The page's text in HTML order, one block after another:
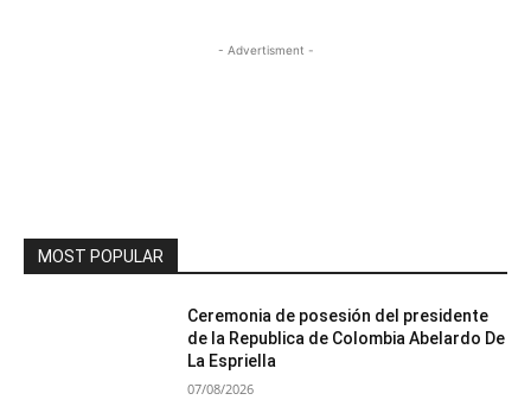
- Advertisment -
MOST POPULAR
Ceremonia de posesión del presidente
de la Republica de Colombia Abelardo De
La Espriella
07/08/2026